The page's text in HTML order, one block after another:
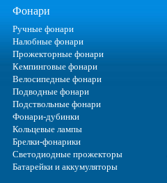
Фонари
Ручные фонари
Налобные фонари
Прожекторные фонари
Кемпинговые фонари
Велосипедные фонари
Подводные фонари
Подствольные фонари
Фонари-дубинки
Кольцевые лампы
Брелки-фонарики
Светодиодные прожекторы
Батарейки и аккумуляторы